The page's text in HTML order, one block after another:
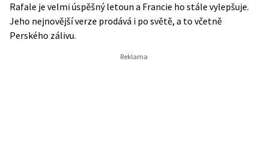
Rafale je velmi úspěšný letoun a Francie ho stále vylepšuje.
Jeho nejnovější verze prodává i po světě, a to včetně
Perského zálivu.